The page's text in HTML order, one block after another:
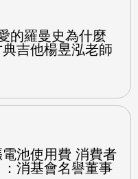
的羅曼史為什麼
吉他楊昱泓老師
電池使用費 消費者
消基會名譽董事